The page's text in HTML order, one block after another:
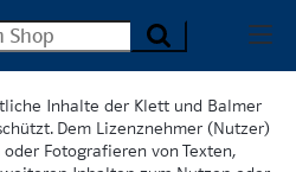
Inhalte der Klett und Balmer
Dem Lizenznehmer (Nutzer)
Fotografieren von Texten,